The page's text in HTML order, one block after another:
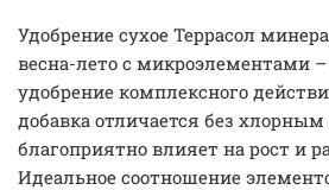
Удобрение сухое Террасол
весна-лето с микроэлементами
удобрение комплексного
добавка отличается без хлорным
благоприятно влияет на рост и
Идеальное соотношение